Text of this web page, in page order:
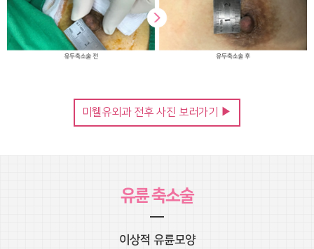
미웰유외과 전후 사진 보러가기 ▶
유륜 축소술
이상적 유륜모양